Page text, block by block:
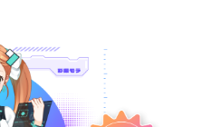
300624